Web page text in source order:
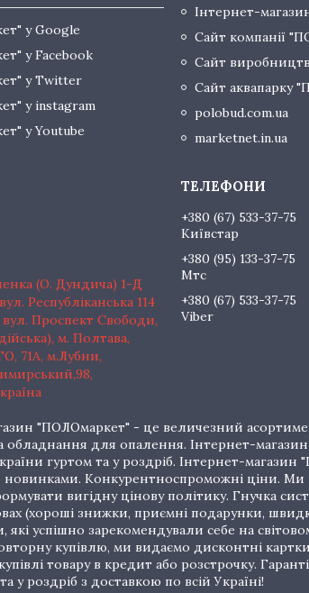
у Google
у Facebook
у Twitter
у instagram
у Youtube
Інтернет-
Сайт компанії
Сайт
Сайт аквапарку
polobud.com.ua
marketnet.in.ua
(О. Дундича) 1-Д
Республіканська 114
вул. Проспект Свободи,
м. Полтава,
71А, м.Лубни,
+380 (67) 533-37-75
Київстар
+380 (95) 133-37-75
Мтс
+380 (67) 533-37-75
Viber
"ПОЛОмаркет" - це величезний
обладнання для опалення. Інтернет-
гуртом та у роздріб. Інтернет-
Конкурентноспроможні ціни. Ми
вигідну цінову політику. Гнучка
(хороші знижки, приємні подарунки,
які успішно зарекомендували себе на
купівлю, ми видаємо дисконтні
товару в кредит або розстрочку.
у роздріб з доставкою по всій Україні!